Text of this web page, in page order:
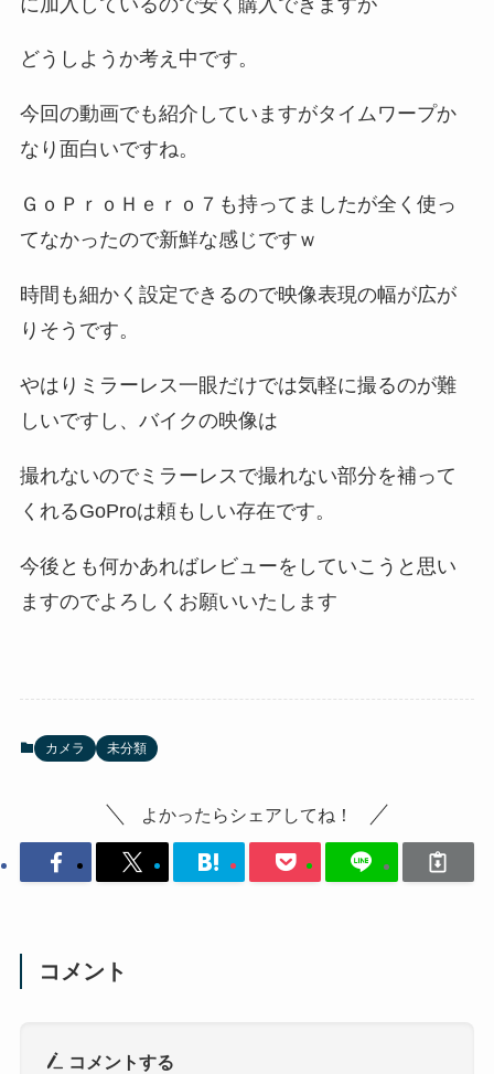
どうしようか考え中です。
今回の動画でも紹介していますがタイムワープか
なり面白いですね。
ＧｏＰｒｏＨｅｒｏ７も持ってましたが全く使っ
てなかったので新鮮な感じですｗ
時間も細かく設定できるので映像表現の幅が広が
りそうです。
やはりミラーレス一眼だけでは気軽に撮るのが難
しいですし、バイクの映像は
撮れないのでミラーレスで撮れない部分を補って
くれるGoProは頼もしい存在です。
今後とも何かあればレビューをしていこうと思い
ますのでよろしくお願いいたします
カメラ 未分類
よかったらシェアしてね！
コメント
コメントする